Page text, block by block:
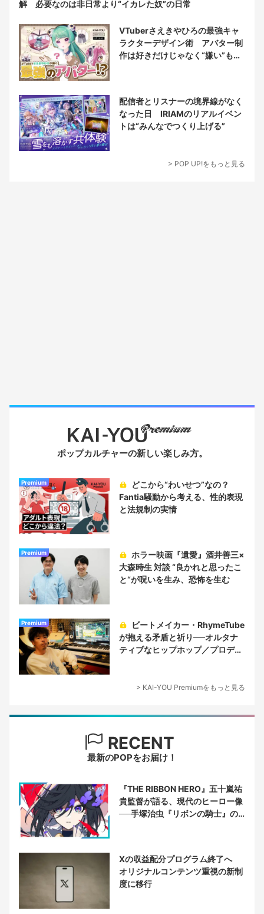
解 必要なのは非日常より“イカレた奴”の日常
VTuberさえきやひろの最強キャ
ラクターデザイン術 アバター制
作は好きだけじゃなく“嫌い”もブ
配信者とリスナーの境界線がなく
なった日 IRIAMのリアルイベン
トは“みんなでつくり上げる”
> POP UP!をもっと見る
ポップカルチャーの新しい楽しみ方。
Premium
Fantia騒動から考える、性的表現
と法規制の実情
Premium
大森時生 対談 “良かれと思ったこ
と“が呪いを生み、恐怖を生む
Premium
が抱える矛盾と祈り──オルタナ
ティブなヒップホップ／プロデュ
> KAI-YOU Premiumをもっと見る
RECENT
最新のPOPをお届け！
『THE RIBBON HERO』五十嵐祐
貴監督が語る、現代のヒーロー像
──手塚治虫『リボンの騎士』の
Xの収益配分プログラム終了へ
オリジナルコンテンツ重視の新制
度に移行